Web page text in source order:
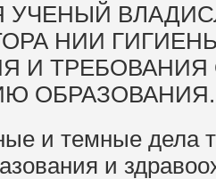
НИИ
И ТРЕБОВАНИЯ
ОБРАЗОВАНИЯ.
и темные дела
и